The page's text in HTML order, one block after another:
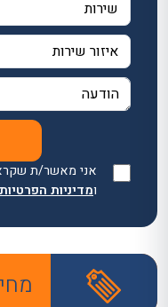
אני מאשר/ת
ומדיניות הפרטיות